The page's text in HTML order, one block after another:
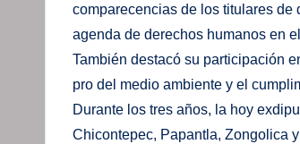
comparecencias de los titulares
agenda de derechos humanos en
También destacó su participación
pro del medio ambiente y el
Durante los tres años, la hoy
Chicontepec, Papantla, Zongolica